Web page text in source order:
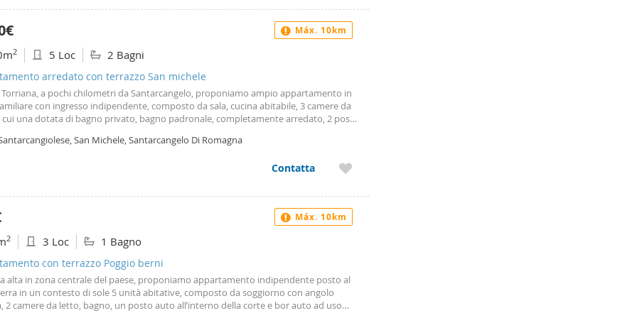
pregio e si caratterizza per i magnifici affacci sui giardini delle parti condominiali. A
dell’offerta, due comodi garage al piano terra e posti auto esterni. Parco
di circa mq. 5000, e terrazzo condominiale di oltre 250 metri quadri, perfetto
e ritrovi all'aperto. Per maggiori informazioni contattare Egidio Guidomei, cell 335
Luciangela Paiano, cell- 335 5604366
2 5 Loc 2 Bagni
arredato con terrazzo San michele
Torriana, a pochi chilometri da Santarcangelo, proponiamo ampio appartamento in
con ingresso indipendente, composto da sala, cucina abitabile, 3 camere da
una dotata di bagno privato, bagno padronale, completamente arredato, 2 posti
o chi ha necessità per brevi periodi. € 1000 mensili Per info contattare il
San Michele, Santarcangelo Di Romagna
Contatta
Máx. 10km
2 3 Loc 1 Bagno
con terrazzo Poggio berni
alta in zona centrale del paese, proponiamo appartamento indipendente posto al
in un contesto di sole 5 unità abitative, composto da soggiorno con angolo
2 camere da letto, bagno, un posto auto all’interno della corte e bor auto ad uso
Máx. 10km